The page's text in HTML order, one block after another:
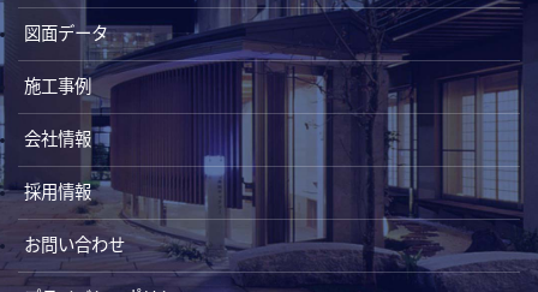
図面データ
施工事例
会社情報
採用情報
お問い合わせ